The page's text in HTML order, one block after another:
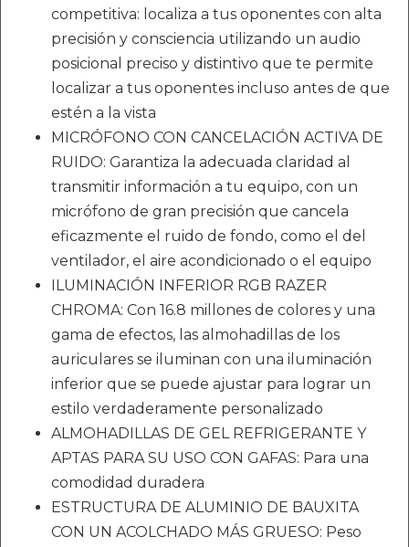
competitiva: localiza a tus oponentes con alta
precisión y consciencia utilizando un audio
posicional preciso y distintivo que te permite
localizar a tus oponentes incluso antes de que
estén a la vista
MICRÓFONO CON CANCELACIÓN ACTIVA DE
RUIDO: Garantiza la adecuada claridad al
transmitir información a tu equipo, con un
micrófono de gran precisión que cancela
eficazmente el ruido de fondo, como el del
ventilador, el aire acondicionado o el equipo
ILUMINACIÓN INFERIOR RGB RAZER
CHROMA: Con 16.8 millones de colores y una
gama de efectos, las almohadillas de los
auriculares se iluminan con una iluminación
inferior que se puede ajustar para lograr un
estilo verdaderamente personalizado
ALMOHADILLAS DE GEL REFRIGERANTE Y
APTAS PARA SU USO CON GAFAS: Para una
comodidad duradera
ESTRUCTURA DE ALUMINIO DE BAUXITA
CON UN ACOLCHADO MÁS GRUESO: Peso